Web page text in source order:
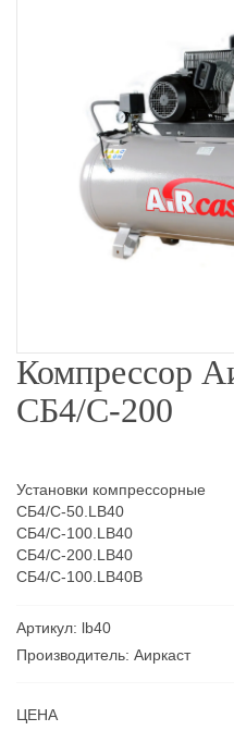
Компрессор
СБ4/С-200
Установки компрессорные
СБ4/С-50.LB40
СБ4/С-100.LB40
СБ4/С-200.LB40
СБ4/С-100.LB40В
Артикул: lb40
Производитель: Аиркаст
ЦЕНА